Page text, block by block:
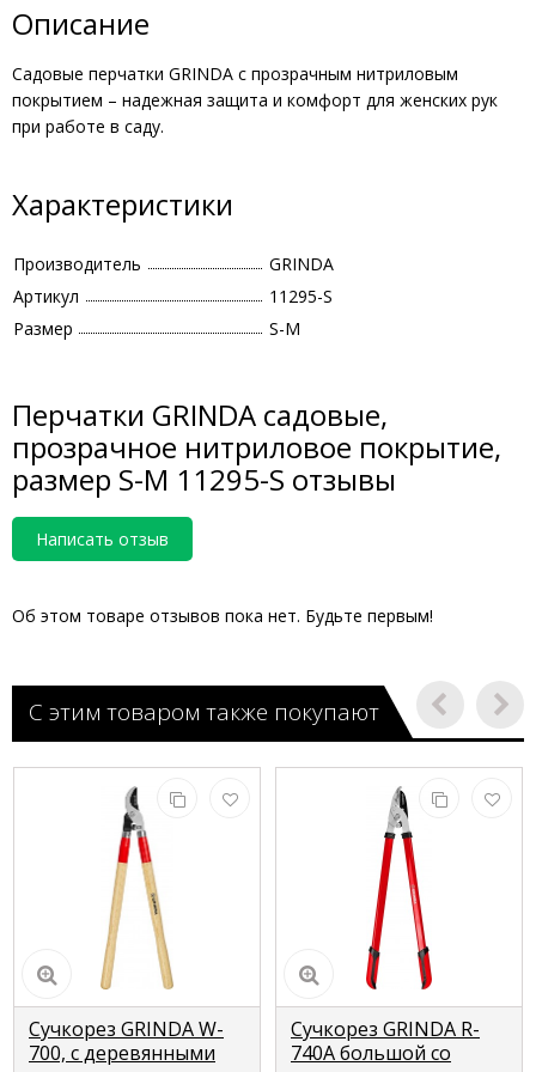
Описание
Садовые перчатки GRINDA с прозрачным нитриловым
покрытием – надежная защита и комфорт для женских рук
при работе в саду.
Характеристики
Производитель
GRINDA
Артикул
11295-S
Размер
S-M
Перчатки GRINDA садовые,
прозрачное нитриловое покрытие,
размер S-M 11295-S отзывы
Написать отзыв
Об этом товаре отзывов пока нет. Будьте первым!
С этим товаром также покупают
Сучкорез GRINDA W-
700, с деревянными
Сучкорез GRINDA R-
740A большой со